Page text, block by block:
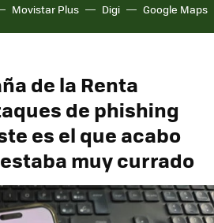
Movistar Plus Digi Google Maps
de la Renta
de phishing
es el que acabo
muy currado